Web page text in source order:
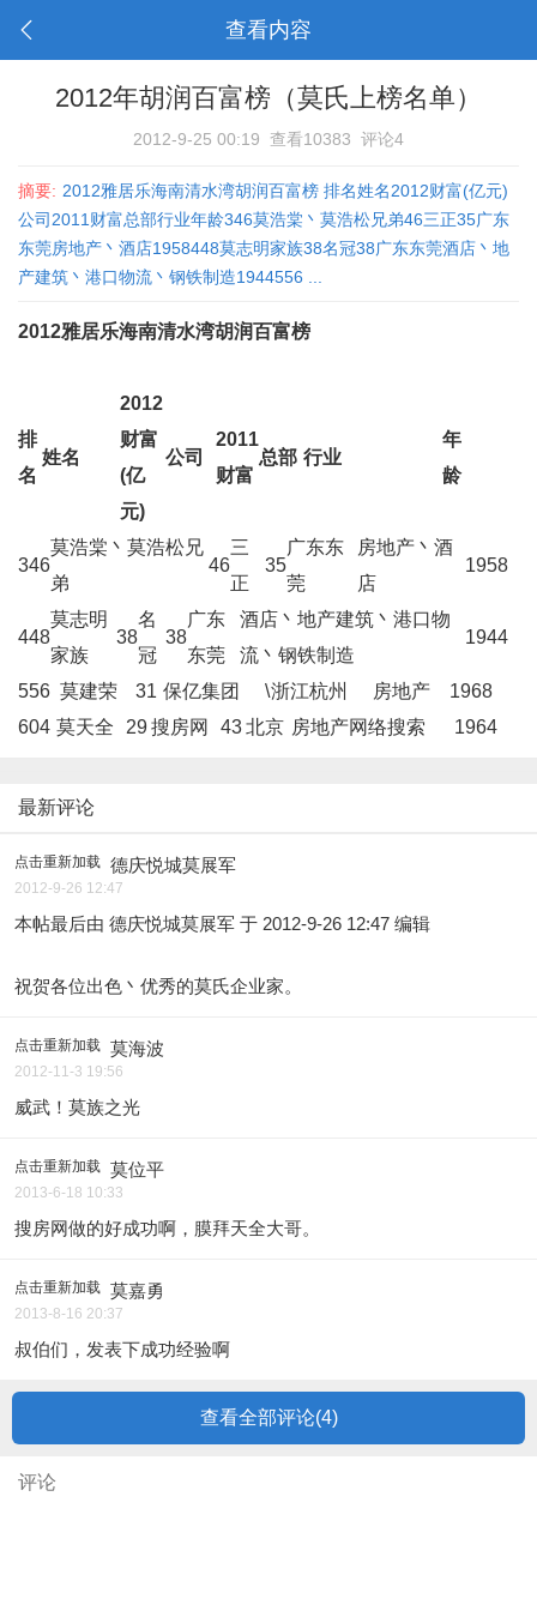
查看内容
2012年胡润百富榜（莫氏上榜名单）
2012-9-25 00:19 查看10383 评论4
摘要: 2012雅居乐海南清水湾胡润百富榜 排名姓名2012财富(亿元)
公司2011财富总部行业年龄346莫浩棠丶莫浩松兄弟46三正35广东
东莞房地产丶酒店1958448莫志明家族38名冠38广东东莞酒店丶地
产建筑丶港口物流丶钢铁制造1944556 ...
2012雅居乐海南清水湾胡润百富榜
排
名
姓名
2012
财富
(亿
元)
公司
2011
财富
总部 行业
年
龄
346
莫浩棠丶莫浩松兄
弟
46
三
正
35
广东东
莞
房地产丶酒
店
1958
448
莫志明
家族
38
名
冠
38
广东
东莞
酒店丶地产建筑丶港口物
流丶钢铁制造
1944
556 莫建荣 31 保亿集团 \浙江杭州 房地产
1968
604 莫天全 29搜房网 43北京 房地产网络搜索 1964
最新评论
点击重新加载 德庆悦城莫展军
2012-9-26 12:47
本帖最后由 德庆悦城莫展军 于 2012-9-26 12:47 编辑
祝贺各位出色丶优秀的莫氏企业家。
点击重新加载 莫海波
2012-11-3 19:56
威武！莫族之光
点击重新加载 莫位平
2013-6-18 10:33
搜房网做的好成功啊，膜拜天全大哥。
点击重新加载 莫嘉勇
2013-8-16 20:37
叔伯们，发表下成功经验啊
查看全部评论(4)